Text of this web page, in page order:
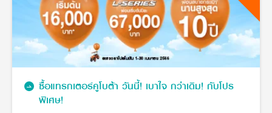
ซื้อแทรกเตอร์คูโบต้า วันนี้! เบาใจ กว่าเดิม! กับโปร
พิเศษ!